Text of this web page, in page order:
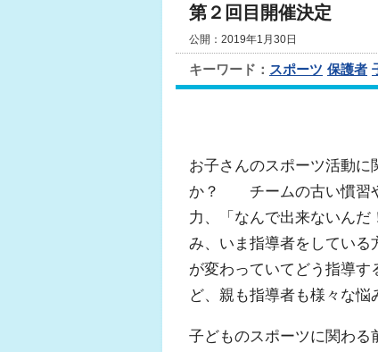
第２回目開催決定
公開：2019年1月30日
キーワード： スポーツ 保護者
お子さんのスポーツ活動に
か？ チームの古い慣習や
力、「なんで出来ないん
み、いま指導者をしてい
が変わっていてどう指導
ど、親も指導者も様々な悩
子どものスポーツに関わる